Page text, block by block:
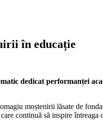
în educație
dedicat performanței
moștenirii lăsate de
continuă să inspire întreaga